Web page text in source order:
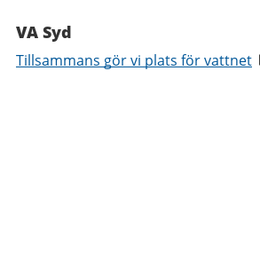
VA Syd
Tillsammans gör vi plats för vattnet